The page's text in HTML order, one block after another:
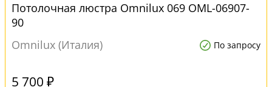
Потолочная люстра Omnilux 069 OML-06907-
90
Omnilux (Италия)
По запросу
5 700 ₽